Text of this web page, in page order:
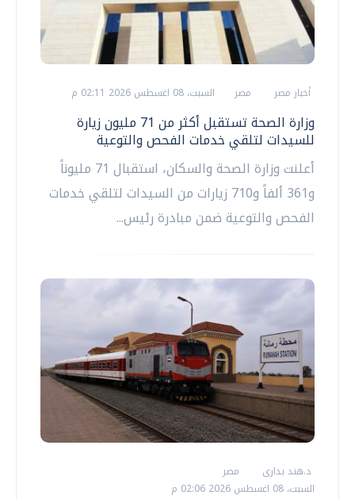
أخبار مصر مصر السبت، 08 اغسطس 2026 02:11 م
وزارة الصحة تستقبل أكثر من 71 مليون زيارة
للسيدات لتلقي خدمات الفحص والتوعية
أعلنت وزارة الصحة والسكان، استقبال 71 مليوناً
و361 ألفاً و710 زيارات من السيدات لتلقي خدمات
الفحص والتوعية ضمن مبادرة رئيس...
د.هند بدارى
مصر
السبت، 08 اغسطس 2026 02:06 م